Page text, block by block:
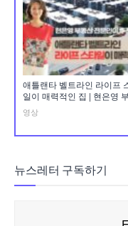
애틀랜타 벨트라인 라이프
일이 매력적인 집 | 현은영
영상
뉴스레터 구독하기